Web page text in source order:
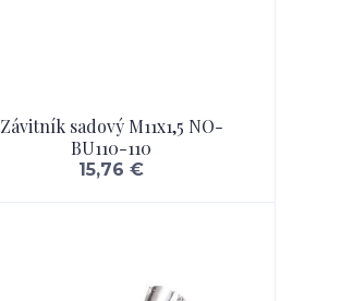
Závitník sadový M11x1,5 NO-
BU110-110
15,76 €